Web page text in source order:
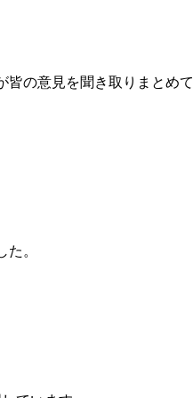
の意見を聞き取りまとめて
。